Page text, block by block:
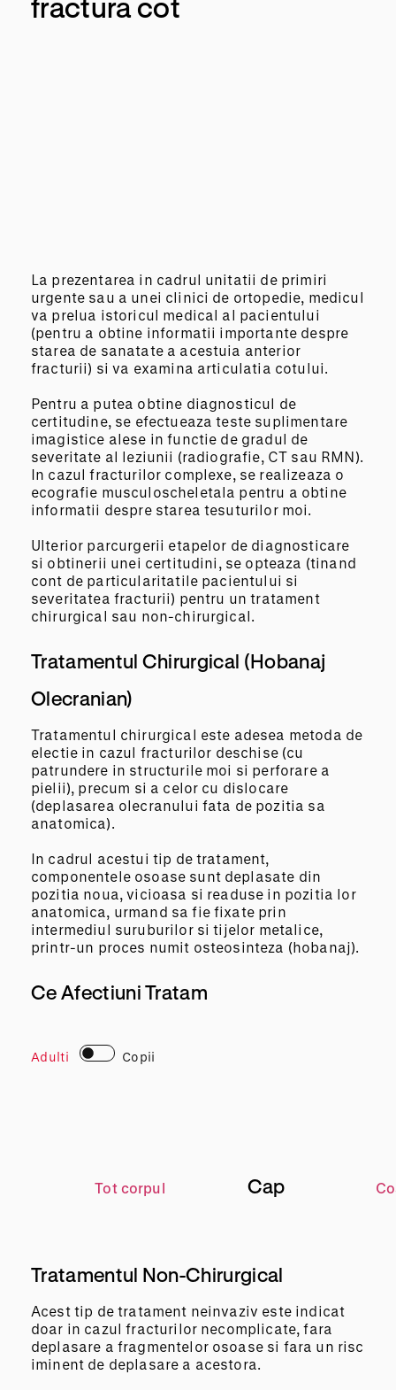
La prezentarea in cadrul unitatii de primiri
urgente sau a unei clinici de ortopedie, medicul
va prelua istoricul medical al pacientului
(pentru a obtine informatii importante despre
starea de sanatate a acestuia anterior
fracturii) si va examina articulatia cotului.
Pentru a putea obtine diagnosticul de
certitudine, se efectueaza teste suplimentare
imagistice alese in functie de gradul de
severitate al leziunii (radiografie, CT sau RMN).
In cazul fracturilor complexe, se realizeaza o
ecografie musculoscheletala pentru a obtine
informatii despre starea tesuturilor moi.
Ulterior parcurgerii etapelor de diagnosticare
si obtinerii unei certitudini, se opteaza (tinand
cont de particularitatile pacientului si
severitatea fracturii) pentru un tratament
chirurgical sau non-chirurgical.
Tratamentul Chirurgical (hobanaj
Olecranian)
Tratamentul chirurgical este adesea metoda de
electie in cazul fracturilor deschise (cu
patrundere in structurile moi si perforare a
pielii), precum si a celor cu dislocare
(deplasarea olecranului fata de pozitia sa
anatomica).
In cadrul acestui tip de tratament,
componentele osoase sunt deplasate din
pozitia noua, vicioasa si readuse in pozitia lor
anatomica, urmand sa fie fixate prin
intermediul suruburilor si tijelor metalice,
printr-un proces numit osteosinteza (hobanaj).
Ce Afectiuni Tratam
Adulti Copii
Tot corpul Cap
Tratamentul Non-Chirurgical
Acest tip de tratament neinvaziv este indicat
doar in cazul fracturilor necomplicate, fara
deplasare a fragmentelor osoase si fara un risc
iminent de deplasare a acestora.